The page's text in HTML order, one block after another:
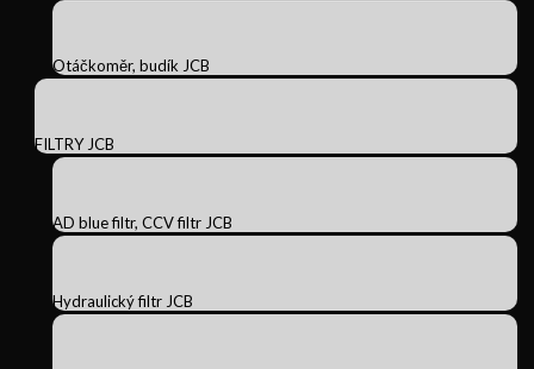
Otáčkoměr, budík JCB
FILTRY JCB
AD blue filtr, CCV filtr JCB
Hydraulický filtr JCB